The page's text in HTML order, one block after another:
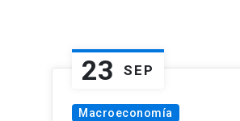
23 SEP
Macroeconomía